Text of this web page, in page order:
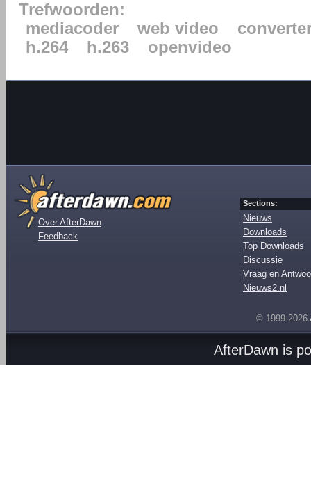
Trefwoorden:
mediacoder
web video
h.264
h.263 openvideo
Over AfterDawn
Feedback
Sections:
Nieuws
Downloads
Top Downloads
Discussie
Vraag en
Nieuws2.nl
© 1999-2026
AfterDawn is